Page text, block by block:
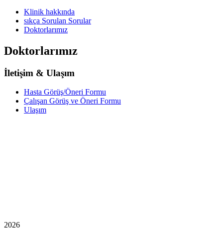
Klinik hakkında
sıkça Sorulan Sorular
Doktorlarımız
Doktorlarımız
İletişim & Ulaşım
Hasta Görüş/Öneri Formu
Çalışan Görüş ve Öneri Formu
Ulaşım
2026